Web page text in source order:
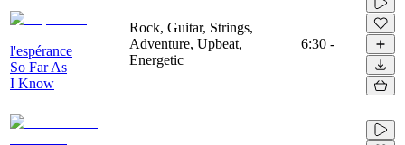
l'espérance
So Far As
I Know
Rock, Guitar, Strings,
Adventure, Upbeat,
Energetic
6:30 -